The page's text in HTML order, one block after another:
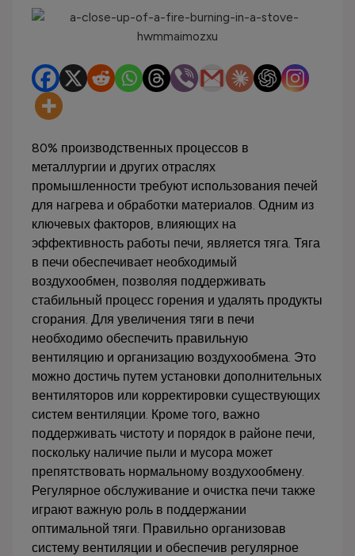
80% производственных процессов в
металлургии и других отраслях
промышленности требуют использования печей
для нагрева и обработки материалов. Одним из
ключевых факторов, влияющих на
эффективность работы печи, является тяга. Тяга
в печи обеспечивает необходимый
воздухообмен, позволяя поддерживать
стабильный процесс горения и удалять продукты
сгорания. Для увеличения тяги в печи
необходимо обеспечить правильную
вентиляцию и организацию воздухообмена. Это
можно достичь путем установки дополнительных
вентиляторов или корректировки существующих
систем вентиляции. Кроме того, важно
поддерживать чистоту и порядок в районе печи,
поскольку наличие пыли и мусора может
препятствовать нормальному воздухообмену.
Регулярное обслуживание и очистка печи также
играют важную роль в поддержании
оптимальной тяги. Правильно организовав
систему вентиляции и обеспечив регулярное